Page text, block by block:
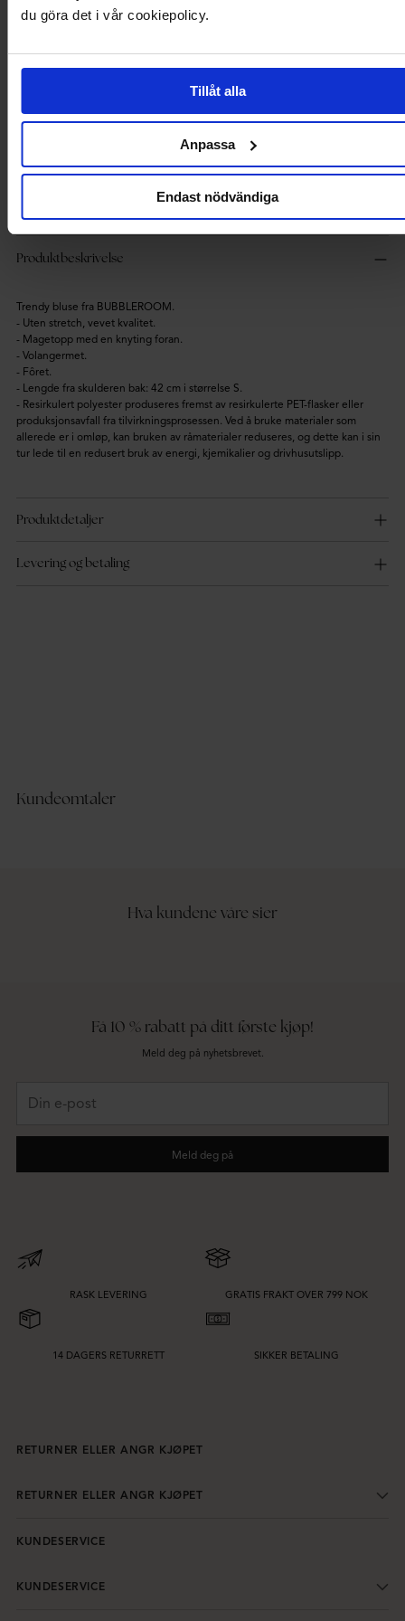
du göra det i vår cookiepolicy.
Tillåt alla
Anpassa
Endast nödvändiga
Trendy bluse fra BUBBLEROOM.
- Volangermet.
- Lengde fra skulderen bak: 42 cm i størrelse S.
- Resirkulert polyester produseres fremst av resirkulerte PET-flasker eller
produksjonsavfall fra tilvirkningsprosessen. Ved å bruke materialer som
allerede er i omløp, kan bruken av råmaterialer reduseres, og dette kan i sin
Produktbeskrivelse
Trendy bluse fra BUBBLEROOM.
- Uten stretch, vevet kvalitet.
- Magetopp med en knyting foran.
- Volangermet.
- Fôret.
- Lengde fra skulderen bak: 42 cm i størrelse S.
- Resirkulert polyester produseres fremst av resirkulerte PET-flasker eller
produksjonsavfall fra tilvirkningsprosessen. Ved å bruke materialer som
allerede er i omløp, kan bruken av råmaterialer reduseres, og dette kan i sin
tur lede til en redusert bruk av energi, kjemikalier og drivhusutslipp.
Produktdetaljer
Levering og betaling
Kundeomtaler
Hva kundene våre sier
Få 10 % rabatt på ditt første kjøp!
Meld deg på nyhetsbrevet.
Meld deg på
RASK LEVERING GRATIS FRAKT OVER 799 NOK
14 DAGERS RETURRETT SIKKER BETALING
RETURNER ELLER ANGR KJØPET
RETURNER ELLER ANGR KJØPET
KUNDESERVICE
KUNDESERVICE